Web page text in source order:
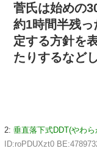
菅氏は始めの
約1時間半残
定する方針を
たりするなど
2: 垂直落下式DDT(やわ
ID:roPDUXzt0